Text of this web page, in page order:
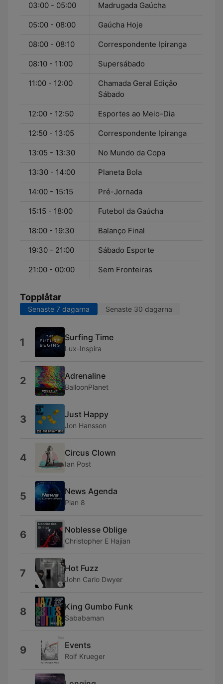
03:00 - 05:00 Madrugada Gaúcha
05:00 - 08:00 Gaúcha Hoje
08:00 - 08:10 Correspondente Ipiranga
08:10 - 11:00 Supersábado
11:00 - 12:00
Chamada Geral Edição
Sábado
12:00 - 12:50 Esportes ao Meio-Dia
12:50 - 13:05 Correspondente Ipiranga
13:05 - 13:30 No Mundo da Copa
13:30 - 14:00 Planeta Bola
14:00 - 15:15 Pré-Jornada
15:15 - 18:00 Futebol da Gaúcha
18:00 - 19:30 Balanço Final
19:30 - 21:00 Sábado Esporte
21:00 - 00:00 Sem Fronteiras
Topplåtar
Senaste 7 dagarna Senaste 30 dagarna
1 Surfing Time
Lux-Inspira
2 Adrenaline
BalloonPlanet
3 Just Happy
Jon Hansson
4 Circus Clown
Ian Post
5 News Agenda
Plan 8
6 Noblesse Oblige
Christopher E Hajian
7 Hot Fuzz
John Carlo Dwyer
8 King Gumbo Funk
Sababaman
9 Events
Rolf Krueger